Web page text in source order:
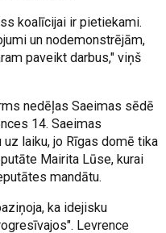
koalīcijai ir pietiekami.
un nodemonstrējām,
paveikt darbus," viņš
nedēļas Saeimas sēdē
14. Saeimas
laiku, jo Rīgas domē tika
Mairita Lūse, kurai
mandātu.
ka idejisku
Levrence